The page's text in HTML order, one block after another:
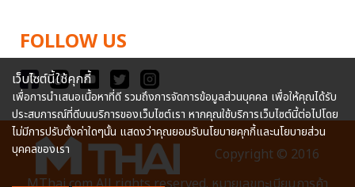
FOLLOW US
Copyright © 2016
เว็บไซต์นี้ใช้คุกกี้
เพื่อการนำเสนอเนื้อหาที่ดี รวมถึงการจัดการข้อมูลส่วนบุคคล เพื่อให้คุณได้รับ
ประสบการณ์ที่ดีบนบริการของเว็บไซต์เรา หากคุณใช้บริการเว็บไซต์นี้ต่อไปโดย
ไม่มีการปรับตั้งค่าใดๆนั้น แสดงว่าคุณยอมรับนโยบายคุกกี้และนโยบายส่วน
บุคคลของเรา